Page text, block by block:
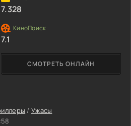
/ Ужасы
СМОТРЕТЬ ОНЛАЙН
7.328
7.1